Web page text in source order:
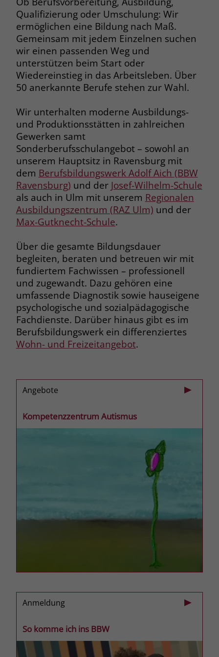
Qualifizierung oder Umschulung: Wir
ermöglichen eine Bildung nach Maß.
Gemeinsam mit jedem Einzelnen suchen
wir einen passenden Weg und
unterstützen beim Start oder
Wiedereinstieg in das Arbeitsleben. Über
50 anerkannte Berufe stehen zur Wahl.
Wir unterhalten moderne Ausbildungs-
und Produktionsstätten in zahlreichen
Gewerken samt
Sonderberufsschulangebot – sowohl an
unserem Hauptsitz in Ravensburg mit
dem Berufsbildungswerk Adolf Aich (BBW
Ravensburg) und der Josef-Wilhelm-Schule
als auch in Ulm mit unserem Regionalen
Ausbildungszentrum (RAZ Ulm) und der
Max-Gutknecht-Schule.
Über die gesamte Bildungsdauer
begleiten, beraten und betreuen wir mit
fundiertem Fachwissen – professionell
und zugewandt. Dazu gehören eine
umfassende Diagnostik sowie hauseigene
psychologische und sozialpädagogische
Fachdienste. Darüber hinaus gibt es im
Berufsbildungswerk ein differenziertes
Wohn- und Freizeitangebot.
Angebote
Kompetenzzentrum Autismus
Anmeldung
So komme ich ins BBW
Name PHPSESSID
Anbieter stiftung-liebenau.de
Laufzeit Session
Zweck
Behält die Zustände des Benutzers bei
Name cookie_optin
Anbieter www.stiftung-liebenau.de
Laufzeit 1 Monat
Zweck
Behält die Zustimmung des Benutzers
zum Cookie Opt-In
Anbieter .fonts.net
Laufzeit 30 Minuten
Zweck
This cookie, set by Cloudflare, is used to
support Cloudflare Bot Management.
Name JSessionID
Laufzeit Session
allen Seitenanfragen bei.
Zweck
Browsers und die Einstellungen
exklusiv für diese Website zu speichern.
Dadurch wird gewährleistet, dass
Aktionen, die bei späteren Besuchen
derselben Website durchgeführt
werden, mit derselben
Benutzerkennung verknüpft werden.
Anbieter www.clarity.ms
Laufzeit 1 Jahr
Zweck
Microsoft Clarity setzt dieses Cookie,
um die Seitenaufrufe eines Benutzers
zu speichern und in einer einzigen
Sitzungsaufzeichnung
zusammenzufassen.
Name _gcl_au
Anbieter Google Ads
Laufzeit 90 Tage
Zweck Enthält eine zufallsgenerierte User-ID.
Name _gcl_aw
Laufzeit 90 Tage
Werbeanzeige auf die Website gelangt.
welche Werbeanzeige geklickt wurde,
sodass erzielte Erfolge wie z.B.
Bestellungen oder Kontaktanfragen der
Anzeige zugewiesen werden können.
Zweck
Dieses Cookie wird gesetzt, wenn ein
Werbeanzeige auf die Website gelangt.
Bestellungen oder Kontaktanfragen der
Anzeige zugewiesen werden können.